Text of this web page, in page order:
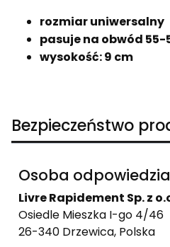
rozmiar uniwersalny
pasuje na obwód 55-
wysokość: 9 cm
Bezpieczeństwo
Osoba
Livre Rapidement Sp. z
Osiedle Mieszka I-go 4/46
26-340 Drzewica, Polska